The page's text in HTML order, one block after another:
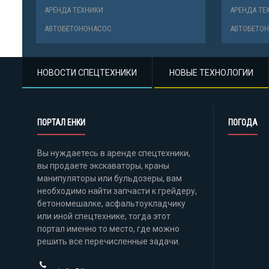
НОВОСТИ СПЕЦТЕХНИКИ НОВЫЕ ТЕХНОЛОГИИ
ПОРТАЛ ЕНКИ
Вы нуждаетесь в аренде спецтехники,
вы продаете экскаваторы, краны
манипуляторы или бульдозеры, вам
необходимо найти запчасти к грейдеру,
бетономешалке, асфальтоукладчику
или иной спецтехнике, тогда этот
портал именно то место, где можно
решить все перечисленные задачи.
ПОГОДА